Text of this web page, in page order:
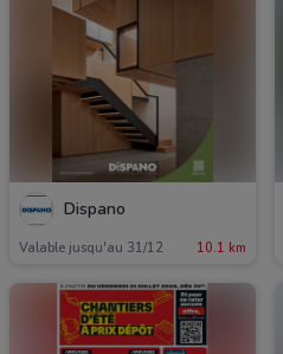
Dispano
Valable jusqu'au 31/12 10.1 km